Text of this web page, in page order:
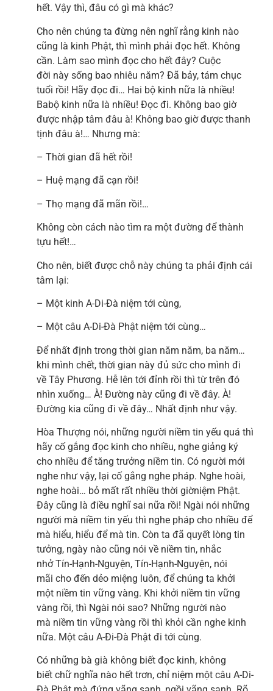
hết. Vậy thì, đâu có gì mà khác?
Cho nên chúng ta đừng nên nghĩ rằng kinh nào
cũng là kinh Phật, thì mình phải đọc hết. Không
cần. Làm sao mình đọc cho hết đây? Cuộc
đời này sống bao nhiêu năm? Đã bảy, tám chục
tuổi rồi! Hãy đọc đi… Hai bộ kinh nữa là nhiều!
Babộ kinh nữa là nhiều! Đọc đi. Không bao giờ
được nhập tâm đâu à! Không bao giờ được thanh
tịnh đâu à!… Nhưng mà:
– Thời gian đã hết rồi!
– Huệ mạng đã cạn rồi!
– Thọ mạng đã mãn rồi!…
Không còn cách nào tìm ra một đường để thành
tựu hết!…
Cho nên, biết được chỗ này chúng ta phải định cái
tâm lại:
– Một kinh A-Di-Đà niệm tới cùng,
– Một câu A-Di-Đà Phật niệm tới cùng…
Để nhất định trong thời gian năm năm, ba năm…
khi mình chết, thời gian này đủ sức cho mình đi
về Tây Phương. Hễ lên tới đỉnh rồi thì từ trên đó
nhìn xuống… À! Đường này cũng đi về đây. À!
Đường kia cũng đi về đây… Nhất định như vậy.
Hòa Thượng nói, những người niềm tin yếu quá thì
hãy cố gắng đọc kinh cho nhiều, nghe giảng ký
cho nhiều để tăng trưởng niềm tin. Có người mới
nghe như vậy, lại cố gắng nghe pháp. Nghe hoài,
nghe hoài… bỏ mất rất nhiều thời giờniệm Phật.
Đây cũng là điều nghĩ sai nữa rồi! Ngài nói những
người mà niềm tin yếu thì nghe pháp cho nhiều để
mà hiểu, hiểu để mà tin. Còn ta đã quyết lòng tin
tưởng, ngày nào cũng nói về niềm tin, nhắc
nhở Tín-Hạnh-Nguyện, Tín-Hạnh-Nguyện, nói
mãi cho đến dẻo miệng luôn, để chúng ta khởi
một niềm tin vững vàng. Khi khởi niềm tin vững
vàng rồi, thì Ngài nói sao? Những người nào
mà niềm tin vững vàng rồi thì khỏi cần nghe kinh
nữa. Một câu A-Đi-Đà Phật đi tới cùng.
Có những bà già không biết đọc kinh, không
biết chữ nghĩa nào hết trơn, chỉ niệm một câu A-Di-